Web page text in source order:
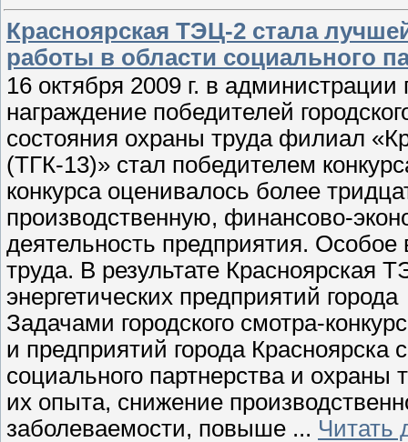
Красноярская ТЭЦ-2 стала
работы в области социального
16 октября 2009 г. в администрации
награждение победителей
состояния охраны труда филиал
(ТГК-13)» стал победителем
конкурса оценивалось более
производственную, финансово-
деятельность предприятия.
труда. В результате Красноярская
энергетических предприятий города
Задачами городского смотра-
и предприятий города
социального партнерства и охраны
их опыта, снижение
заболеваемости, повыше ... Читать